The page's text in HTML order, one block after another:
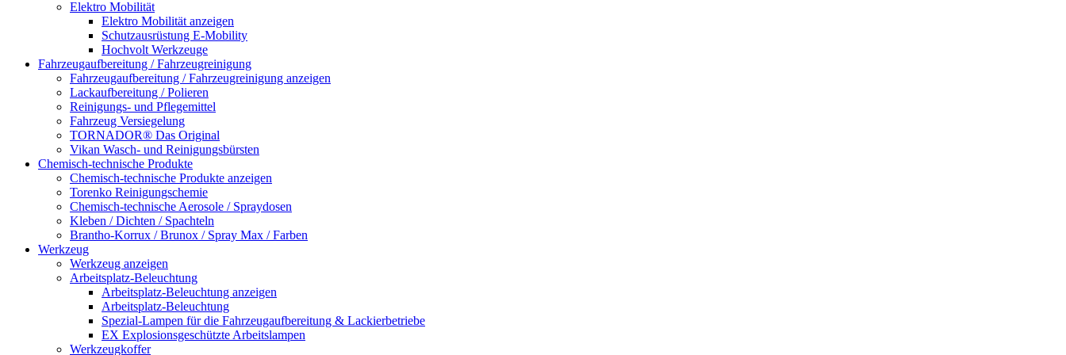
Elektro Mobilität
Elektro Mobilität anzeigen
Schutzausrüstung E-Mobility
Hochvolt Werkzeuge
Fahrzeugaufbereitung / Fahrzeugreinigung
Fahrzeugaufbereitung / Fahrzeugreinigung anzeigen
Lackaufbereitung / Polieren
Reinigungs- und Pflegemittel
Fahrzeug Versiegelung
TORNADOR® Das Original
Vikan Wasch- und Reinigungsbürsten
Chemisch-technische Produkte
Chemisch-technische Produkte anzeigen
Torenko Reinigungschemie
Chemisch-technische Aerosole / Spraydosen
Kleben / Dichten / Spachteln
Brantho-Korrux / Brunox / Spray Max / Farben
Werkzeug
Werkzeug anzeigen
Arbeitsplatz-Beleuchtung
Arbeitsplatz-Beleuchtung anzeigen
Arbeitsplatz-Beleuchtung
Spezial-Lampen für die Fahrzeugaufbereitung & Lackierbetriebe
EX Explosionsgeschützte Arbeitslampen
Werkzeugkoffer